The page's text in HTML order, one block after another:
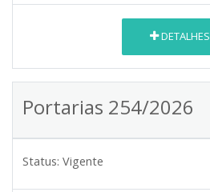
DETALHES
Portarias 254/2026
Status: Vigente